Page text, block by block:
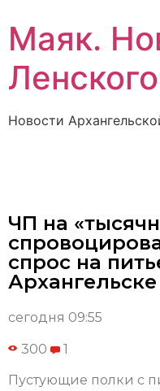
Маяк.
Новости
ЧП на
спрос на
Архангельске
сегодня 09:55
300 1
Пустующие полки с